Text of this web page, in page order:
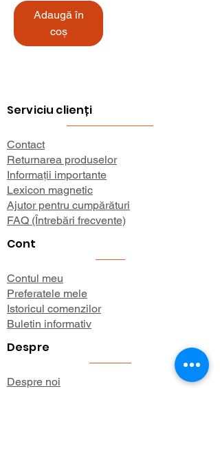
Adaugă în
coș
Serviciu clienți
Contact
Returnarea produselor
Informații importante
Lexicon magnetic
Ajutor pentru cumpărături
FAQ (Întrebări frecvente)
Cont
Contul meu
Preferatele mele
Istoricul comenzilor
Buletin informativ
Despre
Despre noi